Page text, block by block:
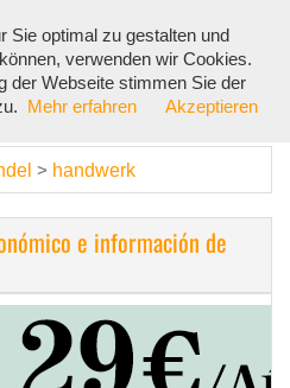
> handwerk
e información de
Sie optimal zu gestalten und
verwenden wir Cookies.
der Webseite stimmen Sie der
Mehr erfahren Akzeptieren